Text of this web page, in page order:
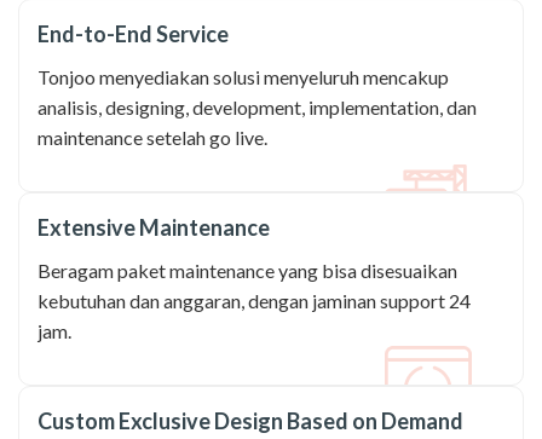
End-to-End Service
Tonjoo menyediakan solusi menyeluruh mencakup
analisis, designing, development, implementation, dan
maintenance setelah go live.
Extensive Maintenance
Beragam paket maintenance yang bisa disesuaikan
kebutuhan dan anggaran, dengan jaminan support 24
jam.
Custom Exclusive Design Based on Demand